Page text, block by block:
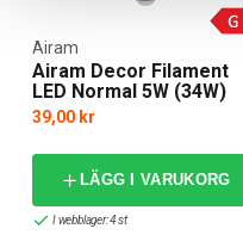
Airam Decor Filament
LED Normal 5W (34W)
E27 2200K
Airam
39,00 kr
LÄGG I VARUKORG
I webblager: 4 st